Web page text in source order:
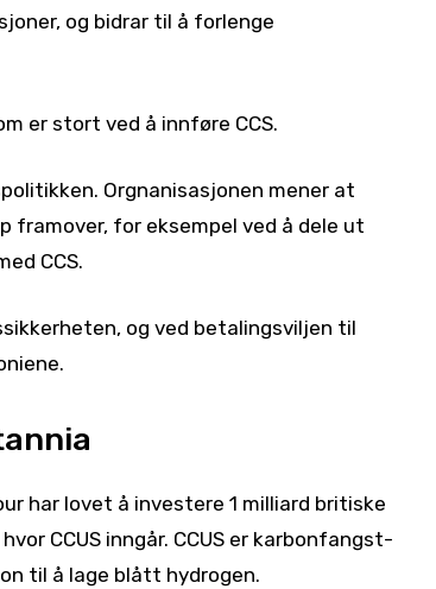
og bidrar til å forlenge
er stort ved å innføre CCS.
Orgnanisasjonen mener at
framover, for eksempel ved å dele ut
CCS.
og ved betalingsviljen til
har lovet å investere 1 milliard britiske
CCUS inngår. CCUS er karbonfangst-
til å lage blått hydrogen.